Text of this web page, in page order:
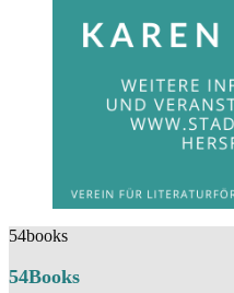
54books
54Books